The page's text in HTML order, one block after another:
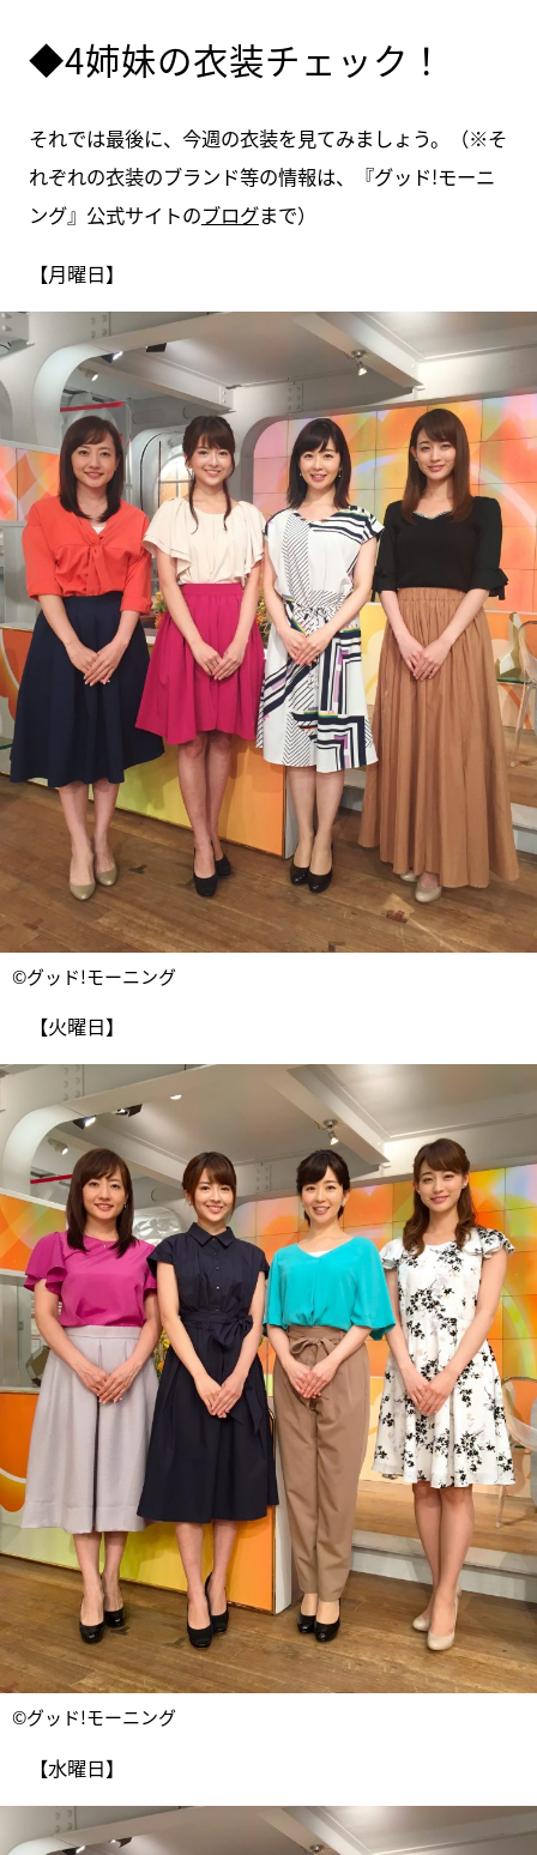
◆4姉妹の衣装チェック！
それでは最後に、今週の衣装を見てみましょう。（※そ
れぞれの衣装のブランド等の情報は、『グッド!モーニ
ング』公式サイトのブログまで）
【月曜日】
©グッド!モーニング
【火曜日】
©グッド!モーニング
【水曜日】